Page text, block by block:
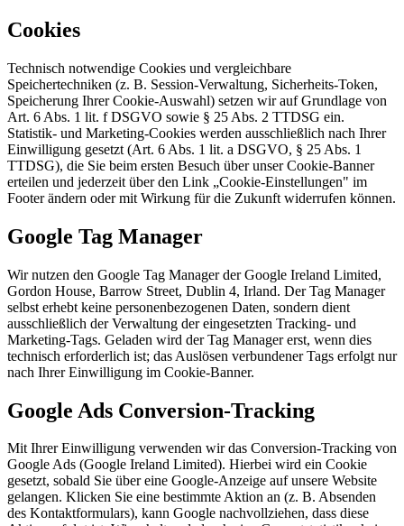
Cookies
Technisch notwendige Cookies und vergleichbare
Speichertechniken (z. B. Session-Verwaltung, Sicherheits-Token,
Speicherung Ihrer Cookie-Auswahl) setzen wir auf Grundlage von
Art. 6 Abs. 1 lit. f DSGVO sowie § 25 Abs. 2 TTDSG ein.
Statistik- und Marketing-Cookies werden ausschließlich nach Ihrer
Einwilligung gesetzt (Art. 6 Abs. 1 lit. a DSGVO, § 25 Abs. 1
TTDSG), die Sie beim ersten Besuch über unser Cookie-Banner
erteilen und jederzeit über den Link „Cookie-Einstellungen" im
Footer ändern oder mit Wirkung für die Zukunft widerrufen können.
Google Tag Manager
Wir nutzen den Google Tag Manager der Google Ireland Limited,
Gordon House, Barrow Street, Dublin 4, Irland. Der Tag Manager
selbst erhebt keine personenbezogenen Daten, sondern dient
ausschließlich der Verwaltung der eingesetzten Tracking- und
Marketing-Tags. Geladen wird der Tag Manager erst, wenn dies
technisch erforderlich ist; das Auslösen verbundener Tags erfolgt nur
nach Ihrer Einwilligung im Cookie-Banner.
Google Ads Conversion-Tracking
Mit Ihrer Einwilligung verwenden wir das Conversion-Tracking von
Google Ads (Google Ireland Limited). Hierbei wird ein Cookie
gesetzt, sobald Sie über eine Google-Anzeige auf unsere Website
gelangen. Klicken Sie eine bestimmte Aktion an (z. B. Absenden
des Kontaktformulars), kann Google nachvollziehen, dass diese